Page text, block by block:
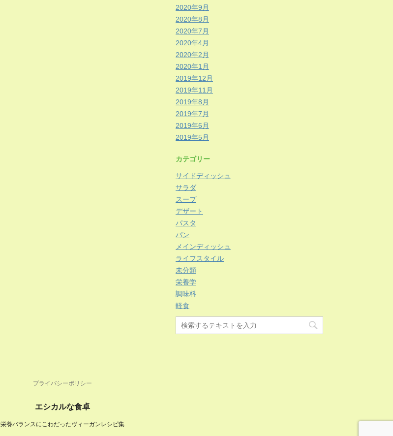
2020年9月
2020年8月
2020年7月
2020年4月
2020年2月
2020年1月
2019年12月
2019年11月
2019年8月
2019年7月
2019年6月
2019年5月
カテゴリー
サイドディッシュ
サラダ
スープ
デザート
パスタ
パン
メインディッシュ
ライフスタイル
未分類
栄養学
調味料
軽食
プライバシーポリシー
エシカルな食卓
栄養バランスにこわだったヴィーガンレシピ集